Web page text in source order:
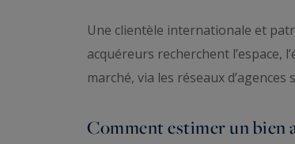
Une clientèle internationale et
acquéreurs recherchent l’espace,
marché, via les réseaux
Comment estimer un bien